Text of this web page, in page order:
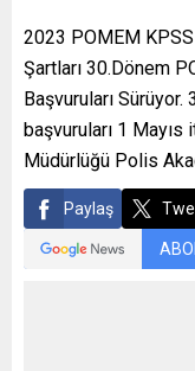
2023 POMEM KPSS
Şartları 30.Dönem
Başvuruları
başvuruları 1 Mayıs
Müdürlüğü Polis
Paylaş